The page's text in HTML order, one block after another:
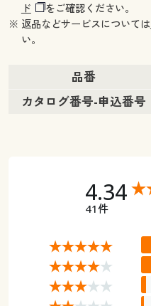
ド
をご確認ください。
※ 返品などサービスについては
い。
品番
カタログ番号-申込番号
4.34
41件